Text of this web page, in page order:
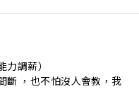
調薪）
斷 ，也不怕沒人會教，我